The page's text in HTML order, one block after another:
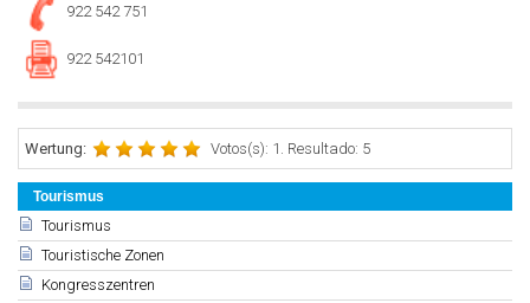
Tourismus
Tourismus
Touristische Zonen
Kongresszentren
922 542 751
922 542101
Wertung: Votos(s): 1. Resultado: 5